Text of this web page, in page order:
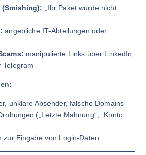
(Smishing): „Ihr Paket wurde nicht
angebliche IT-Abteilungen oder
manipulierte Links über LinkedIn,
Telegram
unklare Absender, falsche Domains
(„Letzte Mahnung“, „Konto
zur Eingabe von Login-Daten